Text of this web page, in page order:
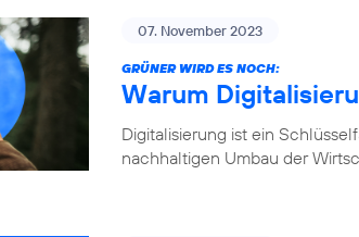
07. November 2023
GRÜNER WIRD ES NOCH:
Warum
Digitalisierung ist ein
nachhaltigen Umbau der